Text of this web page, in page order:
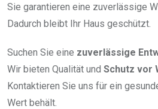
Sie garantieren eine zuverlässige
Dadurch bleibt Ihr Haus geschützt.
Suchen Sie eine zuverlässige
Wir bieten Qualität und Schutz vor
Kontaktieren Sie uns für ein
Wert behält.